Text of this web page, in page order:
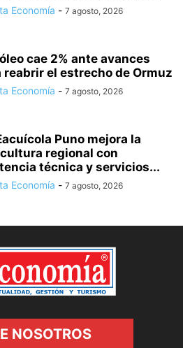
Economía - 7 agosto, 2026
cae 2% ante avances
reabrir el estrecho de Ormuz
Economía - 7 agosto, 2026
Puno mejora la
regional con
técnica y servicios...
Economía - 7 agosto, 2026
NOSOTROS